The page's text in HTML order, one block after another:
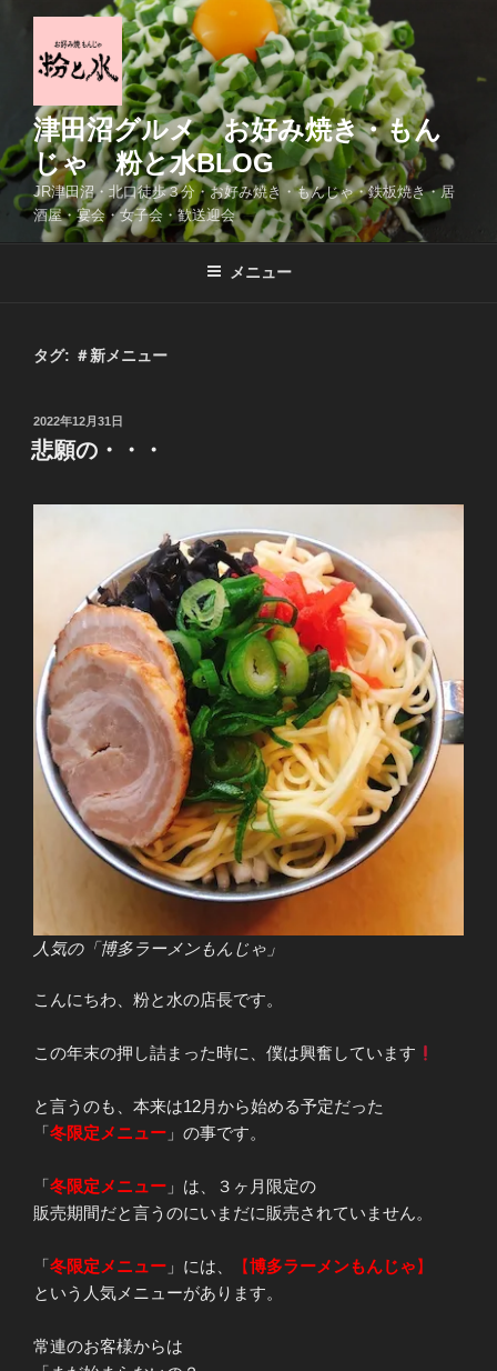
へ
ス
キ
津田沼グルメ お好み焼き・もん
じゃ 粉と水BLOG
JR津田沼・北口徒歩３分・お好み焼き・もんじゃ・鉄板焼き・居
酒屋・宴会・女子会・歓送迎会
メニュー
タグ: ＃新メニュー
投
稿
日:
2022年12月31日
悲願の・・・
人気の「博多ラーメンもんじゃ」
こんにちわ、粉と水の店長です。
この年末の押し詰まった時に、僕は興奮しています
と言うのも、本来は12月から始める予定だった
「冬限定メニュー 」の事です。
「冬限定メニュー 」は、３ヶ月限定の
販売期間だと言うのにいまだに販売されていません。
「冬限定メニュー 」には、 【博多ラーメンもんじゃ】
という人気メニューがあります。
常連のお客様からは